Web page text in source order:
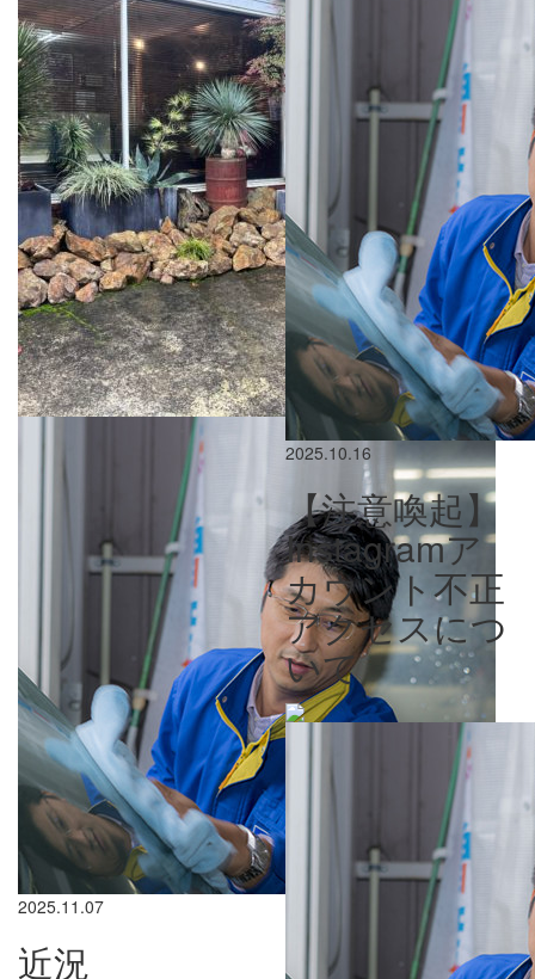
2025.11.07
近況
2025.10.16
【注意喚起】
Instagramア
カウント不正
アクセスにつ
いて